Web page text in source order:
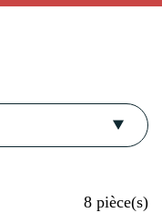
8 pièce(s)